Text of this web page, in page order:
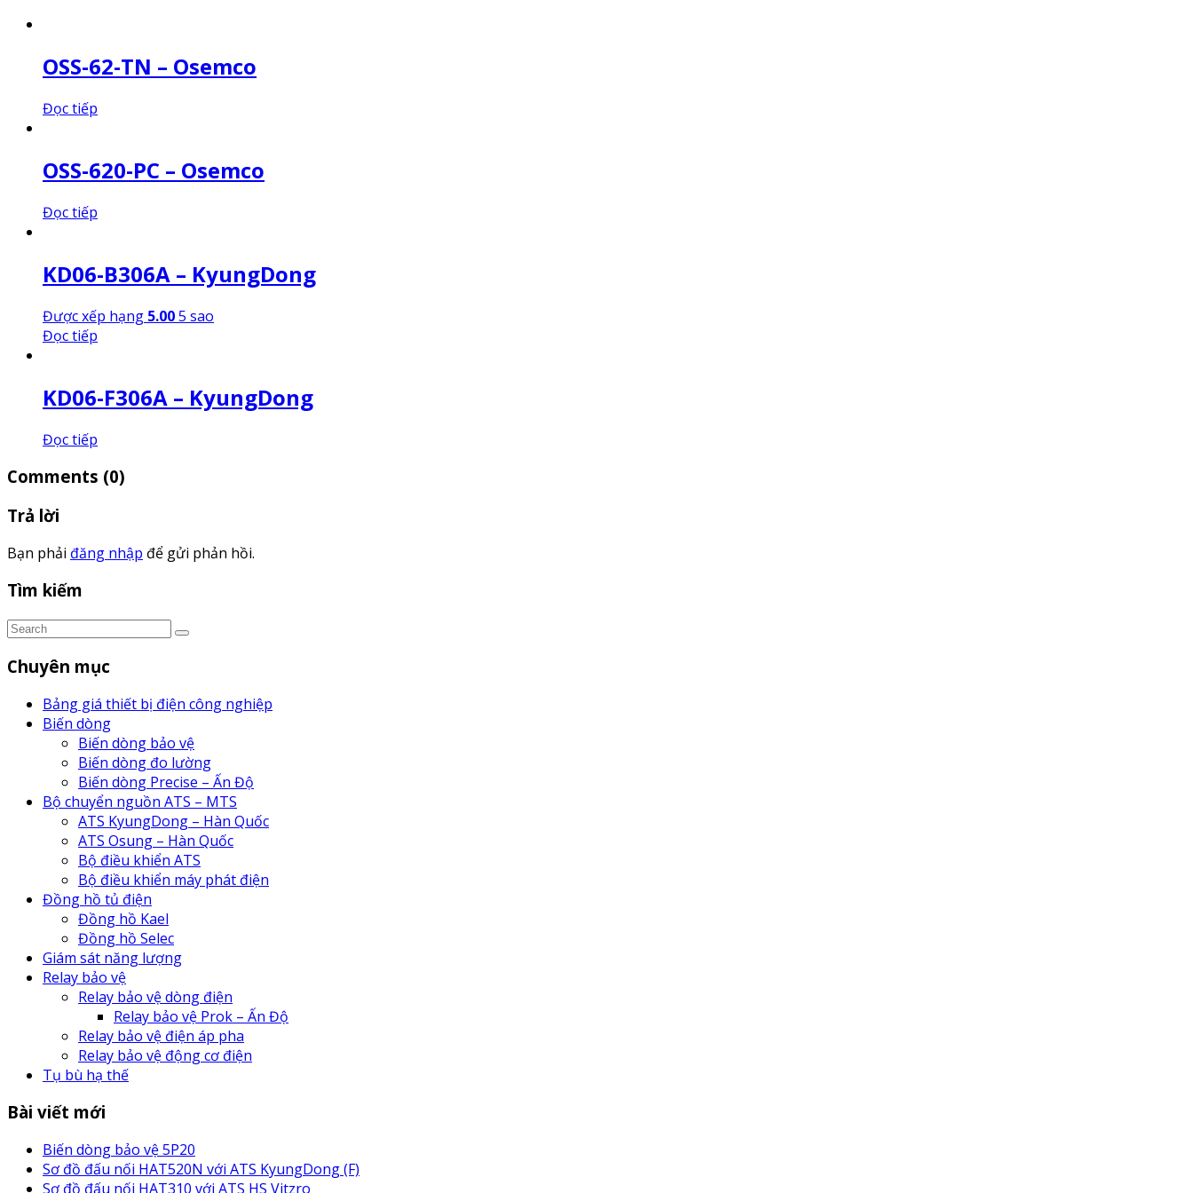
OSS-62-TN – Osemco
Đọc tiếp
OSS-620-PC – Osemco
Đọc tiếp
KD06-B306A – KyungDong
Được xếp hạng 5.005 sao
Đọc tiếp
KD06-F306A – KyungDong
Đọc tiếp
Comments (0)
Trả lời
Bạn phải đăng nhập để gửi phản hồi.
Tìm kiếm
Chuyên mục
Bảng giá thiết bị điện công nghiệp
Biến dòng
Biến dòng bảo vệ
Biến dòng đo lường
Biến dòng Precise – Ấn Độ
Bộ chuyển nguồn ATS – MTS
ATS KyungDong – Hàn Quốc
ATS Osung – Hàn Quốc
Bộ điều khiển ATS
Bộ điều khiển máy phát điện
Đồng hồ tủ điện
Đồng hồ Kael
Đồng hồ Selec
Giám sát năng lượng
Relay bảo vệ
Relay bảo vệ dòng điện
Relay bảo vệ Prok – Ấn Độ
Relay bảo vệ điện áp pha
Relay bảo vệ động cơ điện
Tụ bù hạ thế
Bài viết mới
Biến dòng bảo vệ 5P20
Sơ đồ đấu nối HAT520N với ATS KyungDong (F)
Sơ đồ đấu nối HAT310 với ATS HS Vitzro